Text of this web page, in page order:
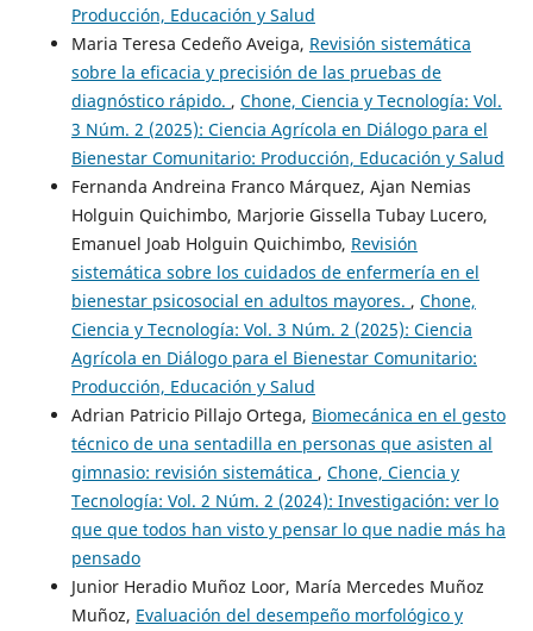
Producción, Educación y Salud
Maria Teresa Cedeño Aveiga, Revisión sistemática
sobre la eficacia y precisión de las pruebas de
diagnóstico rápido. , Chone, Ciencia y Tecnología: Vol.
3 Núm. 2 (2025): Ciencia Agrícola en Diálogo para el
Bienestar Comunitario: Producción, Educación y Salud
Fernanda Andreina Franco Márquez, Ajan Nemias
Holguin Quichimbo, Marjorie Gissella Tubay Lucero,
Emanuel Joab Holguin Quichimbo, Revisión
sistemática sobre los cuidados de enfermería en el
bienestar psicosocial en adultos mayores. , Chone,
Ciencia y Tecnología: Vol. 3 Núm. 2 (2025): Ciencia
Agrícola en Diálogo para el Bienestar Comunitario:
Producción, Educación y Salud
Adrian Patricio Pillajo Ortega, Biomecánica en el gesto
técnico de una sentadilla en personas que asisten al
gimnasio: revisión sistemática , Chone, Ciencia y
Tecnología: Vol. 2 Núm. 2 (2024): Investigación: ver lo
que que todos han visto y pensar lo que nadie más ha
pensado
Junior Heradio Muñoz Loor, María Mercedes Muñoz
Muñoz, Evaluación del desempeño morfológico y